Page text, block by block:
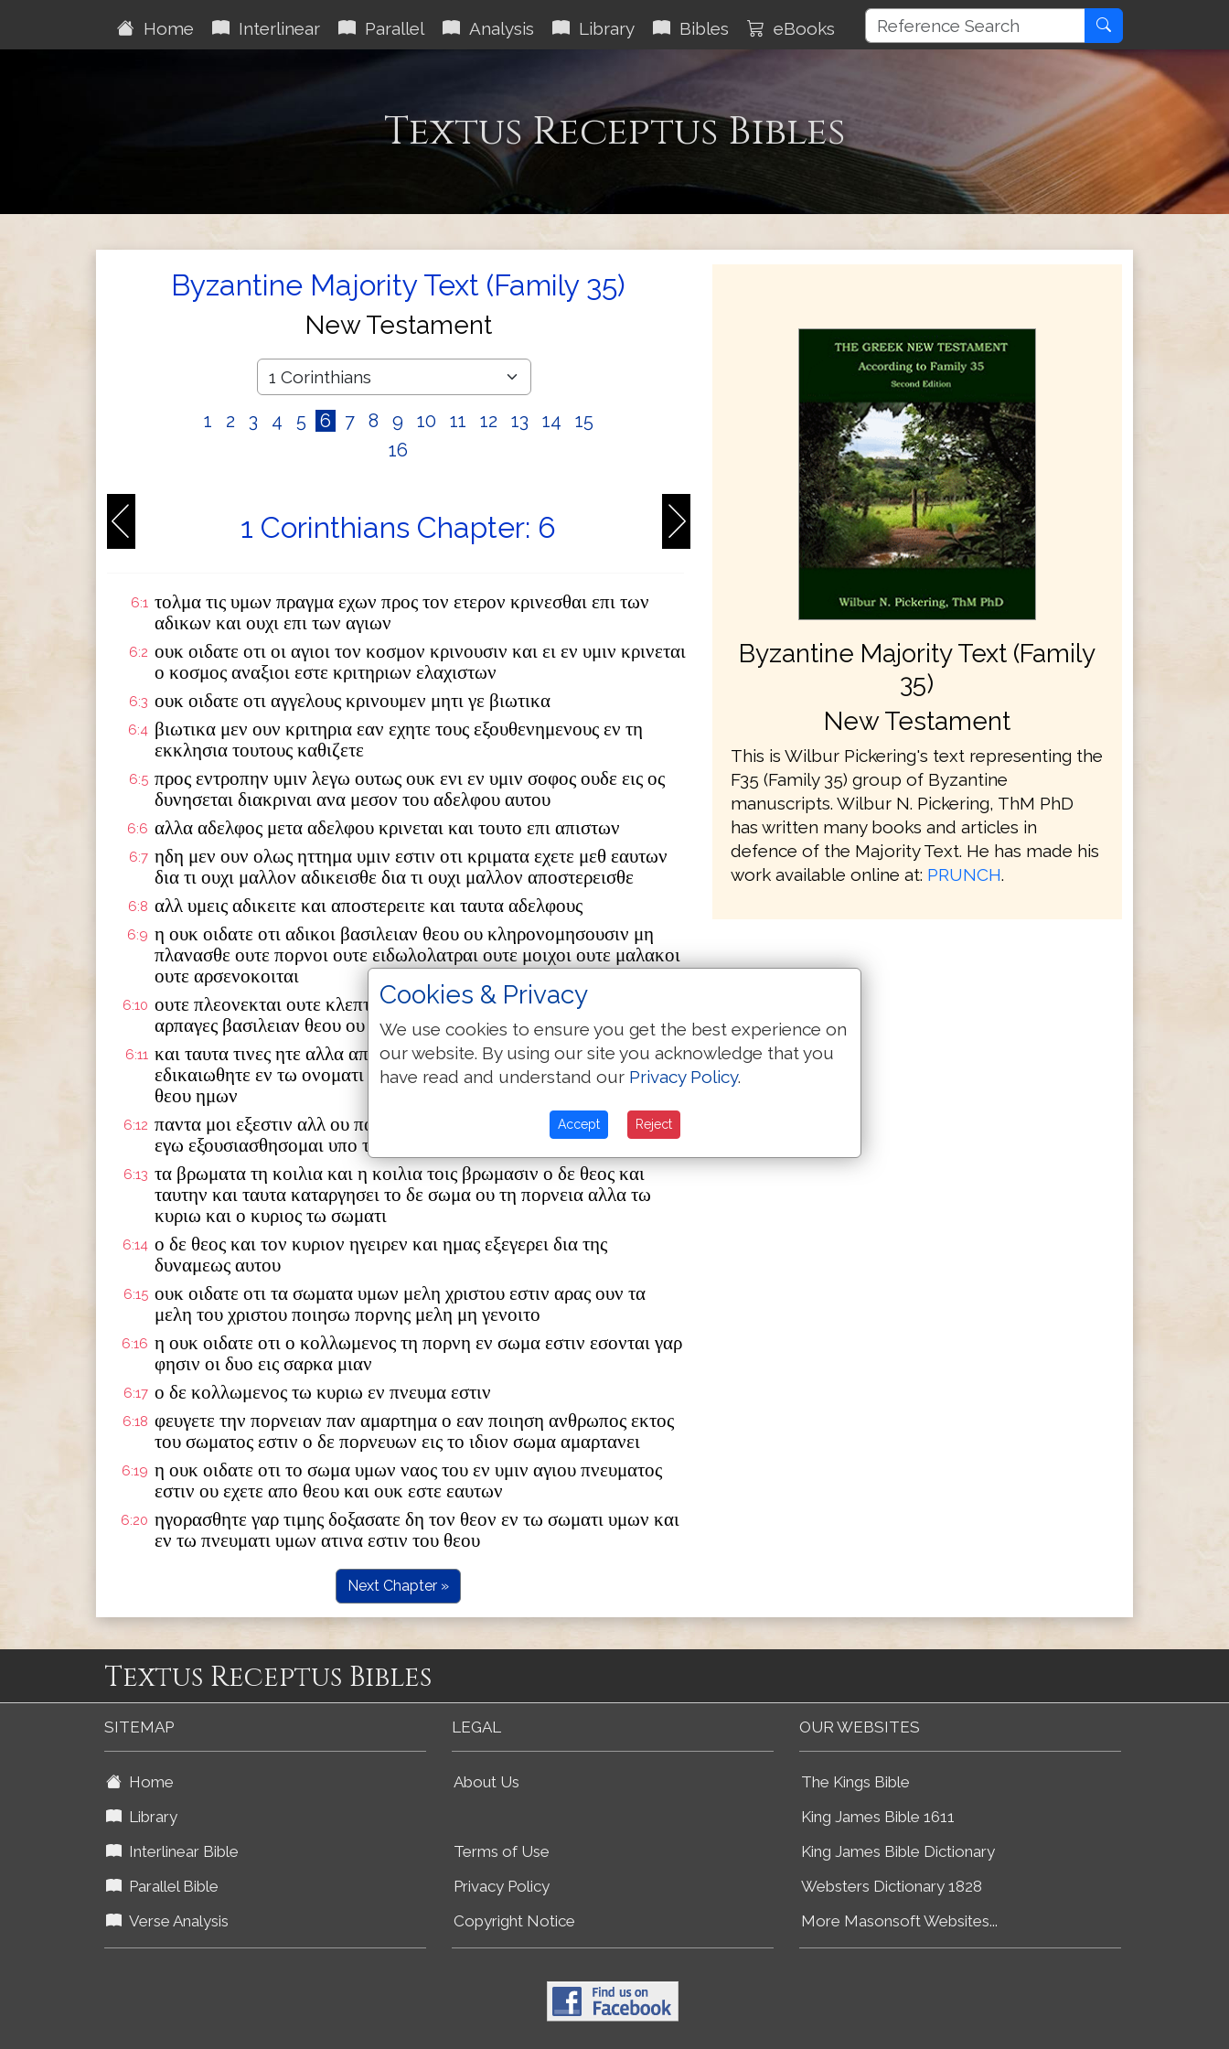
Home Interlinear Parallel Analysis Library Bibles eBooks
Textus Receptus Bibles
Byzantine Majority Text (Family 35)
New Testament
1 2 3 4 5 6 7 8 9 10 11 12 13 14
15
16
1 Corinthians Chapter: 6
6:1 τολμα τις υμων πραγμα εχων προς τον ετερον κρινεσθαι επι των
αδικων και ουχι επι των αγιων
6:2 ουκ οιδατε οτι οι αγιοι τον κοσμον κρινουσιν και ει εν υμιν κρινεται
ο κοσμος αναξιοι εστε κριτηριων ελαχιστων
6:3 ουκ οιδατε οτι αγγελους κρινουμεν μητι γε βιωτικα
6:4 βιωτικα μεν ουν κριτηρια εαν εχητε τους εξουθενημενους εν τη
εκκλησια τουτους καθιζετε
6:5 προς εντροπην υμιν λεγω ουτως ουκ ενι εν υμιν σοφος ουδε εις ος
δυνησεται διακριναι ανα μεσον του αδελφου αυτου
6:6 αλλα αδελφος μετα αδελφου κρινεται και τουτο επι απιστων
6:7 ηδη μεν ουν ολως ηττημα υμιν εστιν οτι κριματα εχετε μεθ εαυτων
δια τι ουχι μαλλον αδικεισθε δια τι ουχι μαλλον αποστερεισθε
6:8 αλλ υμεις αδικειτε και αποστερειτε και ταυτα αδελφους
6:9 η ουκ οιδατε οτι αδικοι βασιλειαν θεου ου κληρονομησουσιν μη
πλανασθε ουτε πορνοι ουτε ειδωλολατραι ουτε μοιχοι ουτε μαλακοι
ουτε αρσενοκοιται
6:10 ουτε πλεονεκται ουτε κλεπται ουτε μεθυσοι ου λοιδοροι ουχ
αρπαγες βασιλειαν θεου ου κληρονομησουσιν
6:11 και ταυτα τινες ητε αλλα απελουσασθε αλλ ηγιασθητε αλλ
εδικαιωθητε εν τω ονοματι του κυριου ιησου και εν τω πνευματι του
θεου ημων
6:12 παντα μοι εξεστιν αλλ ου παντα συμφερει παντα μοι εξεστιν αλλ ουκ
εγω εξουσιασθησομαι υπο τινος
6:13 τα βρωματα τη κοιλια και η κοιλια τοις βρωμασιν ο δε θεος και
ταυτην και ταυτα καταργησει το δε σωμα ου τη πορνεια αλλα τω
κυριω και ο κυριος τω σωματι
6:14 ο δε θεος και τον κυριον ηγειρεν και ημας εξεγερει δια της
δυναμεως αυτου
6:15 ουκ οιδατε οτι τα σωματα υμων μελη χριστου εστιν αρας ουν τα
μελη του χριστου ποιησω πορνης μελη μη γενοιτο
6:16 η ουκ οιδατε οτι ο κολλωμενος τη πορνη εν σωμα εστιν εσονται γαρ
φησιν οι δυο εις σαρκα μιαν
6:17 ο δε κολλωμενος τω κυριω εν πνευμα εστιν
6:18 φευγετε την πορνειαν παν αμαρτημα ο εαν ποιηση ανθρωπος εκτος
του σωματος εστιν ο δε πορνευων εις το ιδιον σωμα αμαρτανει
6:19 η ουκ οιδατε οτι το σωμα υμων ναος του εν υμιν αγιου πνευματος
εστιν ου εχετε απο θεου και ουκ εστε εαυτων
6:20 ηγορασθητε γαρ τιμης δοξασατε δη τον θεον εν τω σωματι υμων και
εν τω πνευματι υμων ατινα εστιν του θεου
Next Chapter »
Byzantine Majority Text (Family
35)
New Testament
This is Wilbur Pickering's text representing the
F35 (Family 35) group of Byzantine
manuscripts. Wilbur N. Pickering, ThM PhD
has written many books and articles in
defence of the Majority Text. He has made his
work available online at: PRUNCH.
Textus Receptus Bibles
SITEMAP
Home
Library
Interlinear Bible
Parallel Bible
Verse Analysis
LEGAL
About Us
Terms of Use
Privacy Policy
Copyright Notice
OUR WEBSITES
The Kings Bible
King James Bible 1611
King James Bible Dictionary
Websters Dictionary 1828
More Masonsoft Websites...
Cookies & Privacy
We use cookies to ensure you get the best experience on
our website. By using our site you acknowledge that you
have read and understand our Privacy Policy.
Accept Reject